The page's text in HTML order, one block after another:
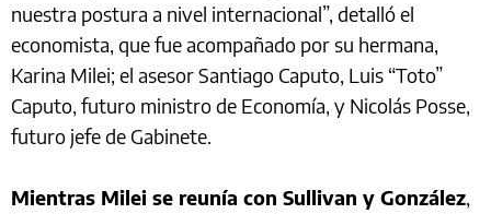
nuestra postura a nivel internacional”, detalló el
economista, que fue acompañado por su hermana,
Karina Milei; el asesor Santiago Caputo, Luis “Toto”
Caputo, futuro ministro de Economía, y Nicolás Posse,
futuro jefe de Gabinete.
Mientras Milei se reunía con Sullivan y González,